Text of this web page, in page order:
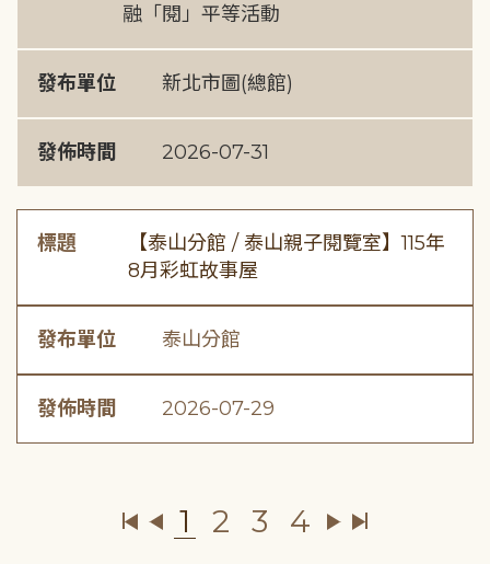
融「閱」平等活動
發布單位 新北市圖(總館)
發佈時間 2026-07-31
標題
【泰山分館 / 泰山親子閱覽室】115年
8月彩虹故事屋
發布單位 泰山分館
發佈時間 2026-07-29
1 2 3 4